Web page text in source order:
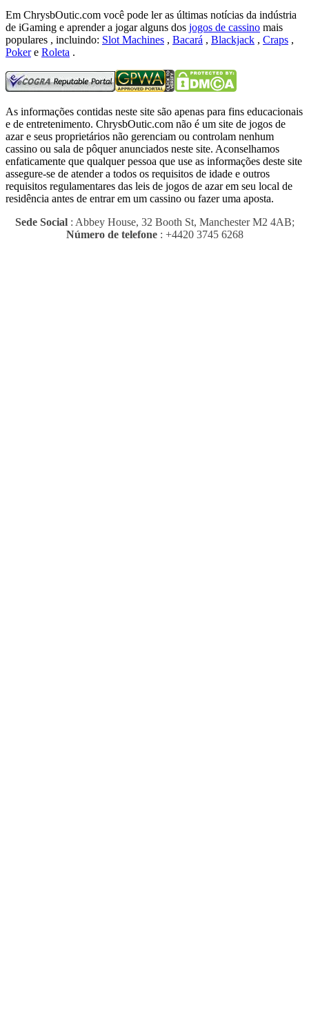
Em ChrysbOutic.com você pode ler as últimas notícias da indústria
de iGaming e aprender a jogar alguns dos jogos de cassino mais
populares , incluindo: Slot Machines , Bacará , Blackjack , Craps ,
Pokere Roleta .
As informações contidas neste site são apenas para fins educacionais
e de entretenimento. ChrysbOutic.com não é um site de jogos de
azar e seus proprietários não gerenciam ou controlam nenhum
cassino ou sala de pôquer anunciados neste site. Aconselhamos
enfaticamente que qualquer pessoa que use as informações deste site
assegure-se de atender a todos os requisitos de idade e outros
requisitos regulamentares das leis de jogos de azar em seu local de
residência antes de entrar em um cassino ou fazer uma aposta.
Sede Social: Abbey House, 32 Booth St, Manchester M2 4AB;
Número de telefone: +4420 3745 6268